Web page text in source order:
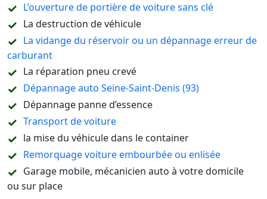
L’ouverture de portière de voiture sans clé
La destruction de véhicule
La vidange du réservoir ou un dépannage erreur de
carburant
La réparation pneu crevé
Dépannage auto Seine-Saint-Denis (93)
Dépannage panne d’essence
Transport de voiture
la mise du véhicule dans le container
Remorquage voiture embourbée ou enlisée
Garage mobile, mécanicien auto à votre domicile
ou sur place